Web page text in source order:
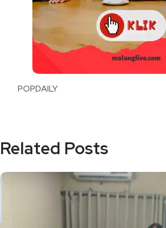
POPDAILY
Related Posts